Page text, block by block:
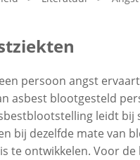
persoon angst
asbest blootgesteld
leidt
bij dezelfde mate van
te ontwikkelen. Voor